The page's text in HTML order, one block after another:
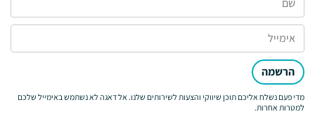
הרשמה
מדי פעם נשלח אליכם תוכן שיווקי והצעות לשירותים שלנו. אל דאגה לא נשתמש באימייל שלכם
למטרות אחרות.